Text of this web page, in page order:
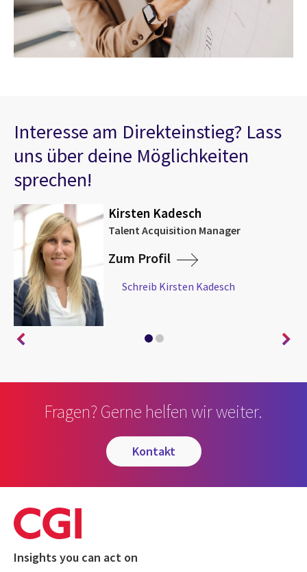
Interesse am Direkteinstieg? Lass
uns über deine Möglichkeiten
sprechen!
Kirsten Kadesch
Talent Acquisition Manager
Zum Profil
Schreib Kirsten Kadesch
Fragen? Gerne helfen wir weiter.
kontakt
Insights you can act on